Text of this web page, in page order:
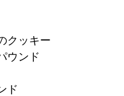
クッキー
ウンド
ド